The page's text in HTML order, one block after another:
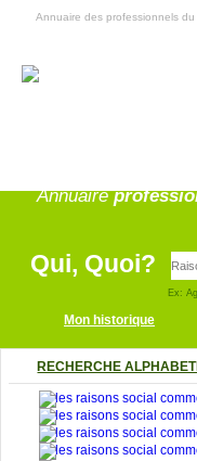
Annuaire des professionnels du
Annuaire
Qui, Quoi?
Ex:
Mon historique
RECHERCHE